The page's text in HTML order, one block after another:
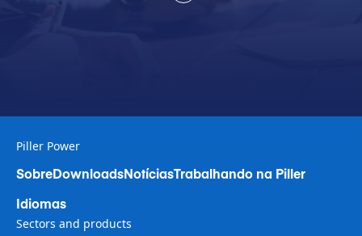
Piller Power
SobreDownloadsNotíciasTrabalhando na Piller
Idiomas
Sectors and products